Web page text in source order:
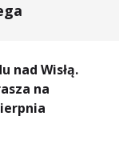
nad Wisłą.
na